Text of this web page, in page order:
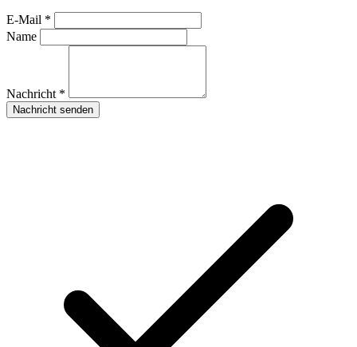
E-Mail *
Name
Nachricht *
Nachricht senden